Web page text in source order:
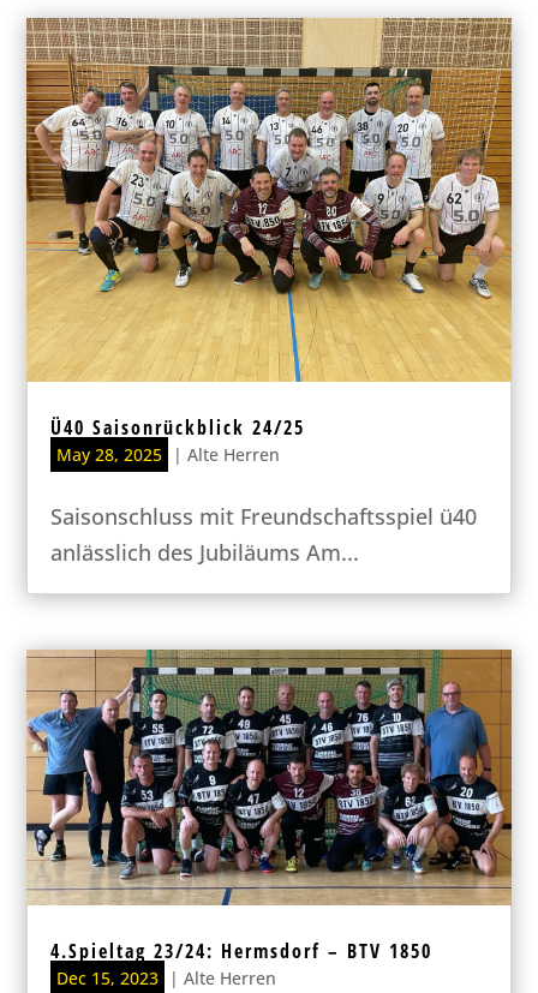
Ü40 Saisonrückblick 24/25
May 28, 2025 |Alte Herren
Saisonschluss mit Freundschaftsspiel ü40
anlässlich des Jubiläums Am...
4.Spieltag 23/24: Hermsdorf – BTV 1850
Dec 15, 2023 |Alte Herren